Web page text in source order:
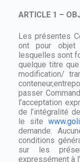
ARTICLE 1 –
Les présentes
ont pour
lesquelles sont
quelque titre
modification/
passer
l’acceptation
de l’intégralité
le site
demande.
conditions
sur les
expressément à